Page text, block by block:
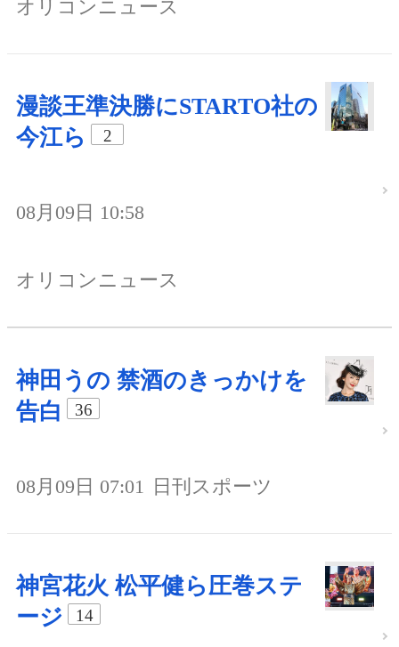
オリコンニュース
漫談王準決勝にSTARTO社の
今江ら
2
08月09日 10:58
オリコンニュース
神田うの 禁酒のきっかけを
告白
36
08月09日 07:01 日刊スポーツ
神宮花火 松平健ら圧巻ステ
ージ
14